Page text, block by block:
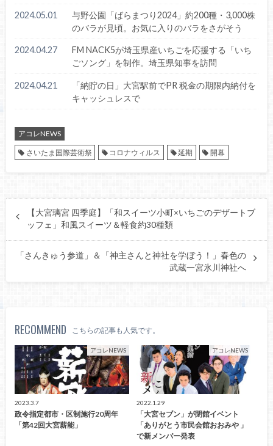
2024.05.01
与野公園「ばらまつり2024」約200種・3,000株
のバラが見頃。お気に入りのバラをさがそう
2024.04.27
FM NACK5が埼玉県産いちごを応援する「いち
ごソング」を制作。埼玉県知事を訪問
2024.04.21
「納貯の日」大宮駅前でPR 税金の期限内納付を
キャッシュレスで
アコレNEWS
さいたま国際芸術祭
コロナウィルス 延期 開幕
【大宮璃宮 四季庭】「和スイーツ小町×いちごのデザートブ
ッフェ」和風スイーツ＆軽食約30種類
「さんきゅう参道」＆「神主さんと神社を学ぼう！」春色の
武蔵一宮氷川神社へ
RECOMMEND こちらの記事も人気です。
アコレNEWS
2023.3.7
政令指定都市・区制施行20周年
「第42回大宮薪能」
アコレNEWS
2022.1.29
「大宮セブン」が閉館イベント
「ありがとう市民会館おおみや 」
で新メンバー発表